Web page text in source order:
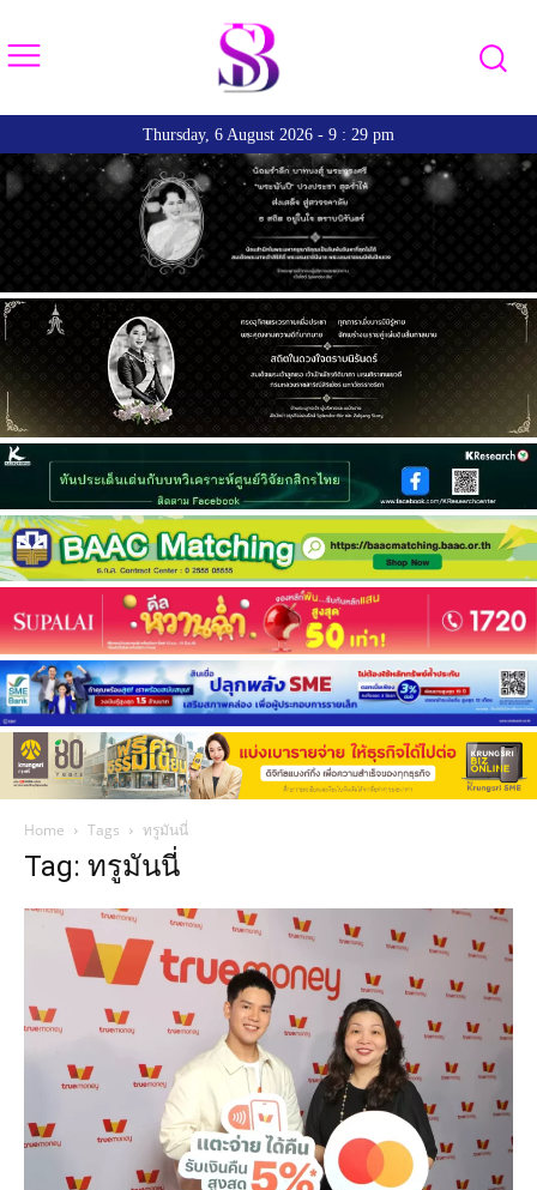
Thursday, 6 August 2026 - 9 : 29 pm
Home Tags ทรูมันนี่
Tag: ทรูมันนี่